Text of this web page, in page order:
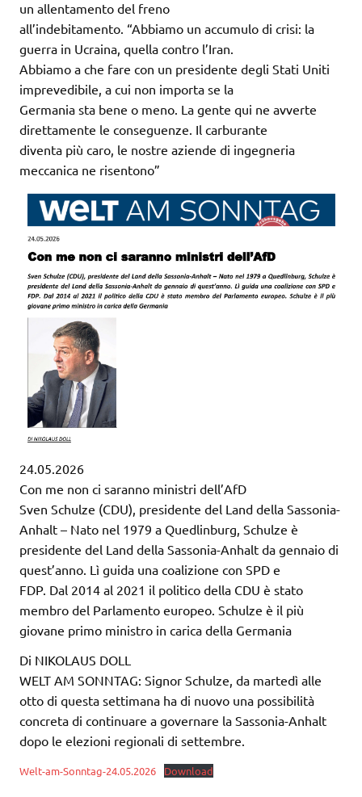
un allentamento del freno
all’indebitamento. “Abbiamo un accumulo di crisi: la
guerra in Ucraina, quella contro l’Iran.
Abbiamo a che fare con un presidente degli Stati Uniti
imprevedibile, a cui non importa se la
Germania sta bene o meno. La gente qui ne avverte
direttamente le conseguenze. Il carburante
diventa più caro, le nostre aziende di ingegneria
meccanica ne risentono”
24.05.2026
Con me non ci saranno ministri dell’AfD
Sven Schulze (CDU), presidente del Land della Sassonia-
Anhalt – Nato nel 1979 a Quedlinburg, Schulze è
presidente del Land della Sassonia-Anhalt da gennaio di
quest’anno. Lì guida una coalizione con SPD e
FDP. Dal 2014 al 2021 il politico della CDU è stato
membro del Parlamento europeo. Schulze è il più
giovane primo ministro in carica della Germania
Di NIKOLAUS DOLL
WELT AM SONNTAG: Signor Schulze, da martedì alle
otto di questa settimana ha di nuovo una possibilità
concreta di continuare a governare la Sassonia-Anhalt
dopo le elezioni regionali di settembre.
Welt-am-Sonntag-24.05.2026 Download